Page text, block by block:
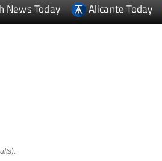
News Today Alicante Today